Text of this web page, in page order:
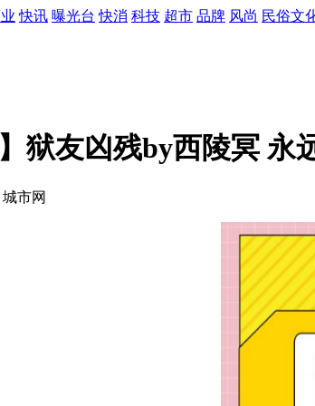
快讯 曝光台 快消 科技 超市 品牌 风尚 民俗文
狱友凶残by西陵冥 永
城市网